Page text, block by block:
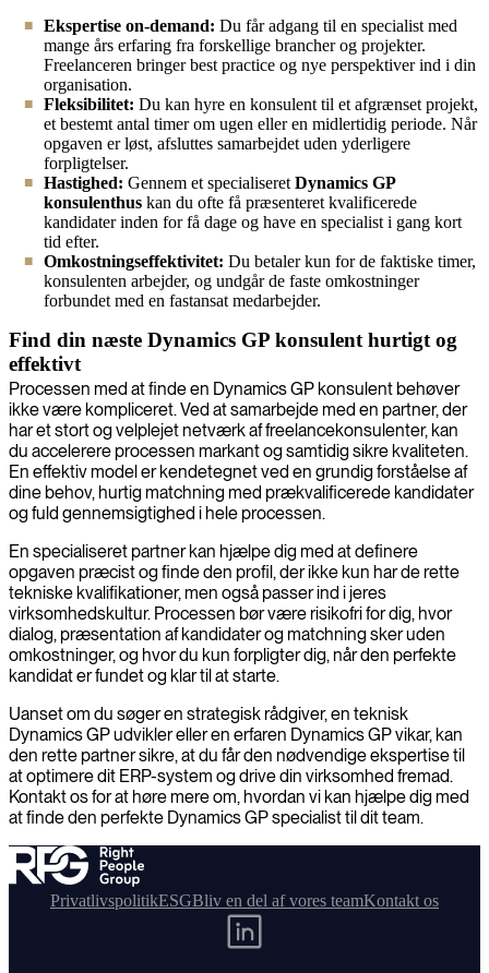
Ekspertise on-demand: Du får adgang til en specialist med
mange års erfaring fra forskellige brancher og projekter.
Freelanceren bringer best practice og nye perspektiver ind i din
organisation.
Fleksibilitet: Du kan hyre en konsulent til et afgrænset projekt,
et bestemt antal timer om ugen eller en midlertidig periode. Når
opgaven er løst, afsluttes samarbejdet uden yderligere
forpligtelser.
Hastighed: Gennem et specialiseret Dynamics GP
konsulenthus kan du ofte få præsenteret kvalificerede
kandidater inden for få dage og have en specialist i gang kort
tid efter.
Omkostningseffektivitet: Du betaler kun for de faktiske timer,
konsulenten arbejder, og undgår de faste omkostninger
forbundet med en fastansat medarbejder.
Find din næste Dynamics GP konsulent hurtigt og
effektivt
Processen med at finde en Dynamics GP konsulent behøver
ikke være kompliceret. Ved at samarbejde med en partner, der
har et stort og velplejet netværk af freelancekonsulenter, kan
du accelerere processen markant og samtidig sikre kvaliteten.
En effektiv model er kendetegnet ved en grundig forståelse af
dine behov, hurtig matchning med prækvalificerede kandidater
og fuld gennemsigtighed i hele processen.
En specialiseret partner kan hjælpe dig med at definere
opgaven præcist og finde den profil, der ikke kun har de rette
tekniske kvalifikationer, men også passer ind i jeres
virksomhedskultur. Processen bør være risikofri for dig, hvor
dialog, præsentation af kandidater og matchning sker uden
omkostninger, og hvor du kun forpligter dig, når den perfekte
kandidat er fundet og klar til at starte.
Uanset om du søger en strategisk rådgiver, en teknisk
Dynamics GP udvikler eller en erfaren Dynamics GP vikar, kan
den rette partner sikre, at du får den nødvendige ekspertise til
at optimere dit ERP-system og drive din virksomhed fremad.
Kontakt os for at høre mere om, hvordan vi kan hjælpe dig med
at finde den perfekte Dynamics GP specialist til dit team.
PrivatlivspolitikESGBliv en del af vores teamKontakt os